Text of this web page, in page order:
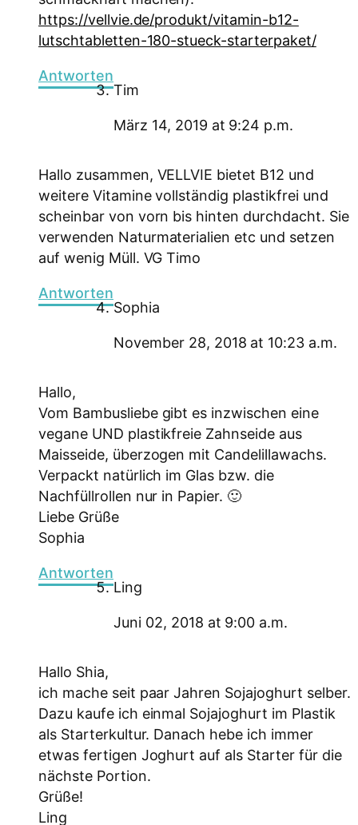
https://vellvie.de/produkt/vitamin-b12-
lutschtabletten-180-stueck-starterpaket/
Antworten
Tim
März 14, 2019 at 9:24 p.m.
Hallo zusammen, VELLVIE bietet B12 und
weitere Vitamine vollständig plastikfrei und
scheinbar von vorn bis hinten durchdacht. Sie
verwenden Naturmaterialien etc und setzen
auf wenig Müll. VG Timo
Antworten
Sophia
November 28, 2018 at 10:23 a.m.
Hallo,
Vom Bambusliebe gibt es inzwischen eine
vegane UND plastikfreie Zahnseide aus
Maisseide, überzogen mit Candelillawachs.
Verpackt natürlich im Glas bzw. die
Nachfüllrollen nur in Papier. 🙂
Liebe Grüße
Sophia
Antworten
Ling
Juni 02, 2018 at 9:00 a.m.
Hallo Shia,
ich mache seit paar Jahren Sojajoghurt selber.
Dazu kaufe ich einmal Sojajoghurt im Plastik
als Starterkultur. Danach hebe ich immer
etwas fertigen Joghurt auf als Starter für die
nächste Portion.
Grüße!
Ling